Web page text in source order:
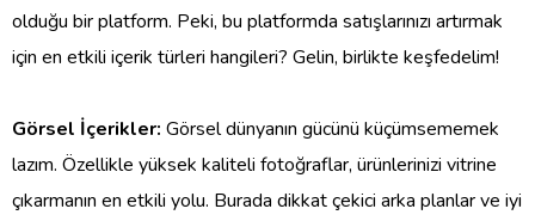
olduğu bir platform. Peki, bu platformda satışlarınızı artırmak
için en etkili içerik türleri hangileri? Gelin, birlikte keşfedelim!
Görsel İçerikler: Görsel dünyanın gücünü küçümsememek
lazım. Özellikle yüksek kaliteli fotoğraflar, ürünlerinizi vitrine
çıkarmanın en etkili yolu. Burada dikkat çekici arka planlar ve iyi